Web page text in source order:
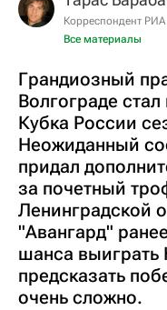
Корреспондент
Все материалы
Грандиозный
Волгограде
Кубка России
Неожиданный
придал
за почетный
Ленинградской
"Авангард"
шанса выиграть
предсказать
очень сложно.